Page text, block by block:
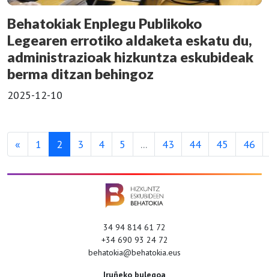
Behatokiak Enplegu Publikoko
Legearen errotiko aldaketa eskatu du,
administrazioak hizkuntza eskubideak
berma ditzan behingoz
2025-12-10
« 1 2 3 4 5 ... 43 44 45 46
34 94 814 61 72
+34 690 93 24 72
behatokia@behatokia.eus
Iruñeko bulegoa